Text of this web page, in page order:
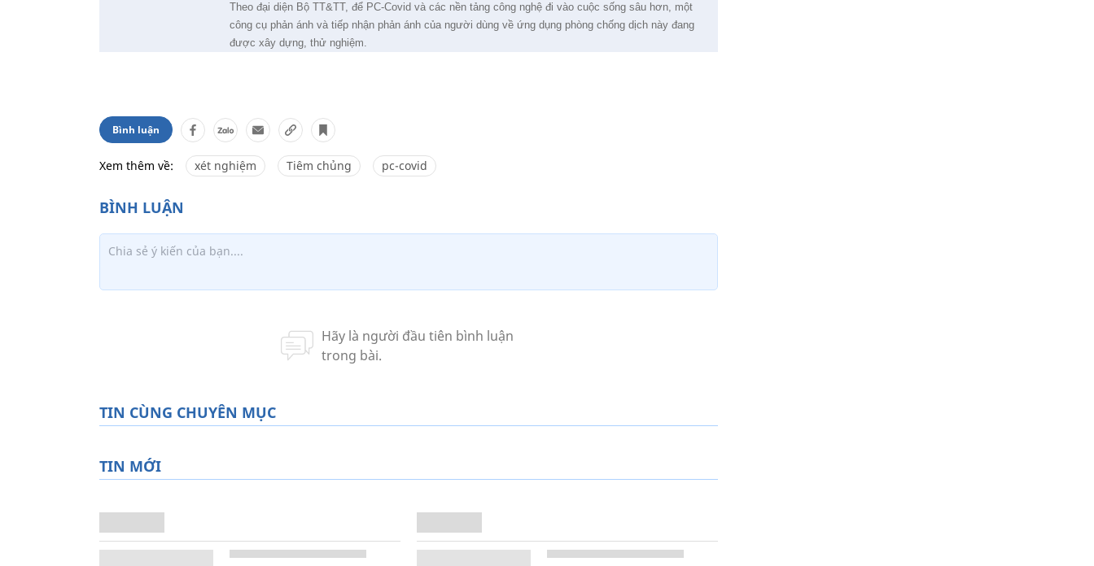
Theo đại diện Bộ TT&TT, để PC-Covid và các nền tảng công nghệ đi vào cuộc sống sâu hơn, một
công cụ phản ánh và tiếp nhận phản ánh của người dùng về ứng dụng phòng chống dịch này đang
được xây dựng, thử nghiệm.
Bình luận
Xem thêm về: xét nghiệm Tiêm chủng pc-covid
TIN CÙNG CHUYÊN MỤC
TIN MỚI